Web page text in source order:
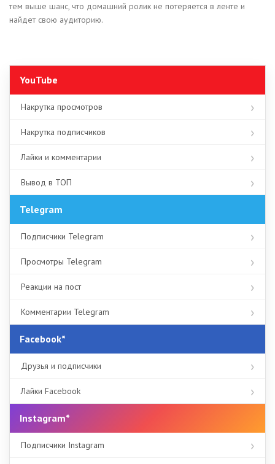
тем выше шанс, что домашний ролик не потеряется в ленте и
найдет свою аудиторию.
YouTube
Накрутка просмотров
Накрутка подписчиков
Лайки и комментарии
Вывод в ТОП
Telegram
Подписчики Telegram
Просмотры Telegram
Реакции на пост
Комментарии Telegram
Facebook*
Друзья и подписчики
Лайки Facebook
Instagram*
Подписчики Instagram